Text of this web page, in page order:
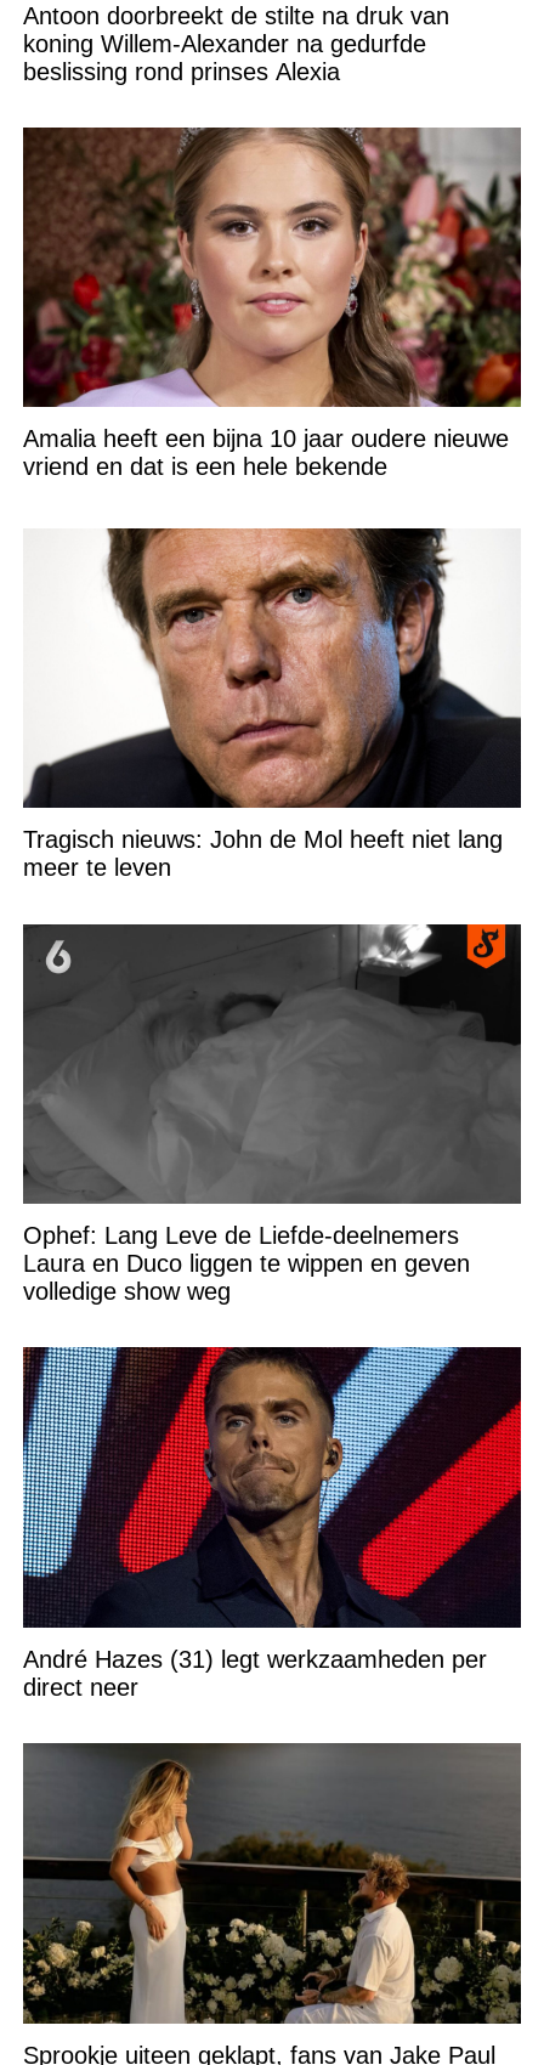
Antoon doorbreekt de stilte na druk van
koning Willem-Alexander na gedurfde
beslissing rond prinses Alexia
Amalia heeft een bijna 10 jaar oudere nieuwe
vriend en dat is een hele bekende
Tragisch nieuws: John de Mol heeft niet lang
meer te leven
Ophef: Lang Leve de Liefde-deelnemers
Laura en Duco liggen te wippen en geven
volledige show weg
André Hazes (31) legt werkzaamheden per
direct neer
Sprookje uiteen geklapt, fans van Jake Paul